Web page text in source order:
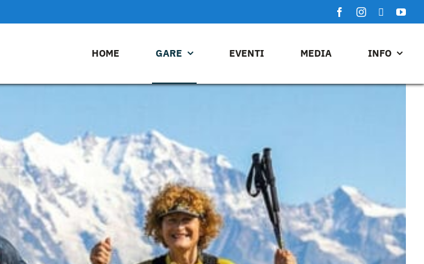
HOME GARE EVENTI MEDIA INFO